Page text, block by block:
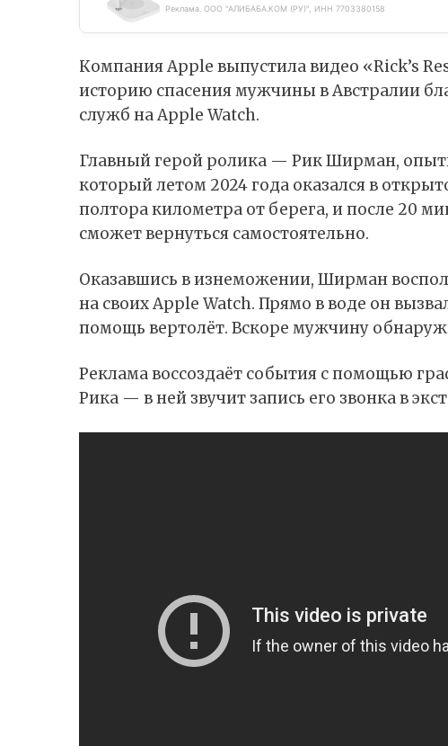
Реклама. ООО "АЛИБАБА.КОМ (РУ)", ИНН 7703380158
Компания Apple выпустила видео «Rick’s
историю спасения мужчины в Австралии
служб на Apple Watch.
Главный герой ролика — Рик Ширман,
который летом 2024 года оказался в
полтора километра от берега, и после 20
сможет вернуться самостоятельно.
Оказавшись в изнеможении, Ширман
на своихApple Watch. Прямо в воде он
помощь вертолёт. Вскоре мужчину
Реклама воссоздаёт события с помощью
Рика — в ней звучит запись его звонка в